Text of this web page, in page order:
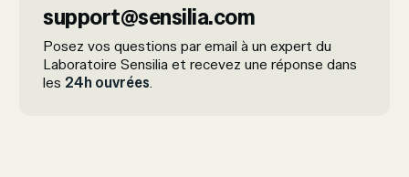
support@sensilia.com
Posez vos questions par email à un expert du
Laboratoire Sensilia et recevez une réponse dans
les24h ouvrées.